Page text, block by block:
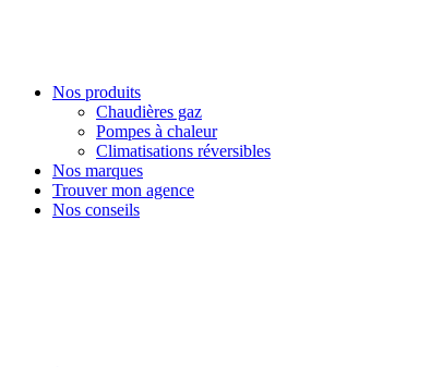
Nos produits
Chaudières gaz
Pompes à chaleur
Climatisations réversibles
Nos marques
Trouver mon agence
Nos conseils